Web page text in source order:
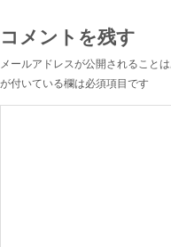
コメントを残す
メールアドレスが公開されることは
が付いている欄は必須項目です